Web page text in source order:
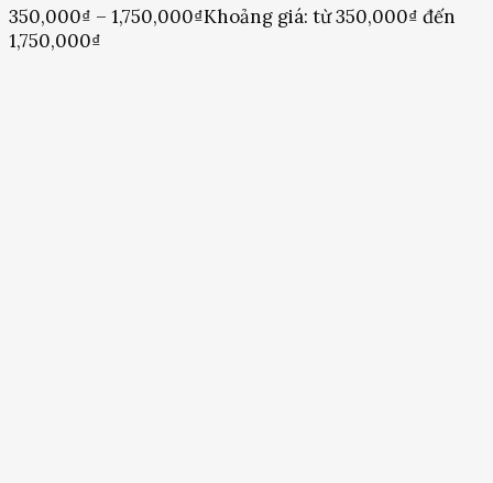
350,000₫ – 1,750,000₫Khoảng giá: từ 350,000₫ đến
1,750,000₫